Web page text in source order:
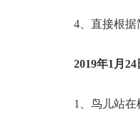
4、直接根据
2019年1月
1、鸟儿站